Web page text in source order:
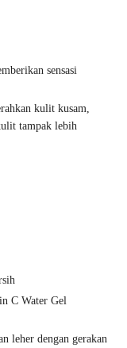
sensasi
kulit kusam,
tampak lebih
C Water Gel
leher dengan gerakan